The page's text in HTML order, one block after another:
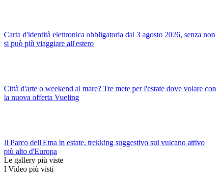
Carta d'identità elettronica obbligatoria dal 3 agosto 2026, senza non
si può più viaggiare all'estero
Città d'arte o weekend al mare? Tre mete per l'estate dove volare con
la nuova offerta Vueling
Il Parco dell'Etna in estate, trekking suggestivo sul vulcano attivo
più alto d'Europa
Le gallery più viste
I Video più visti